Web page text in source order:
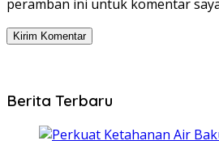
peramban ini untuk komentar
Berita Terbaru